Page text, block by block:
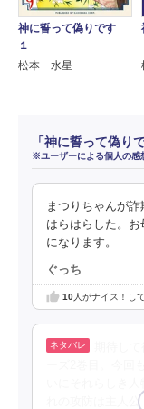
神に誓って偽りです
１
松本 水星
「神に誓って偽
※ユーザーによる個人の感
まつりちゃんが
はらはらした。
になります。
ぐっち
10人がナイス！し
れの攻防は主人